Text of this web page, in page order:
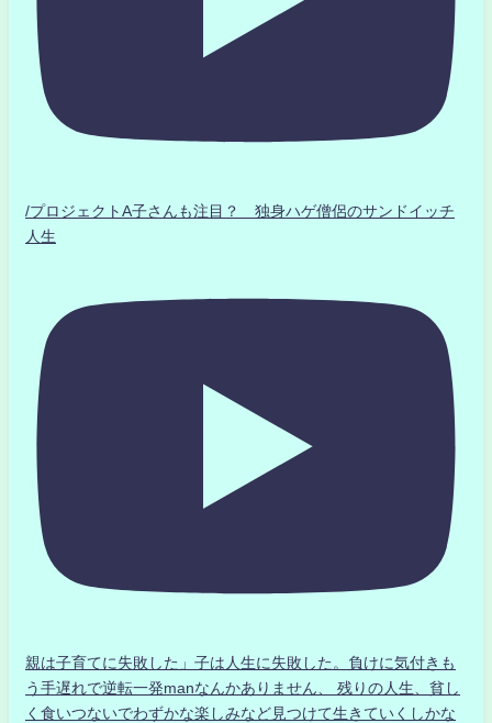
/プロジェクトA子さんも注目？ 独身ハゲ僧侶のサンドイッチ
人生
親は子育てに失敗した」子は人生に失敗した。負けに気付きも
う手遅れで逆転一発manなんかありません、 残りの人生、貧し
く食いつないでわずかな楽しみなど見つけて生きていくしかな